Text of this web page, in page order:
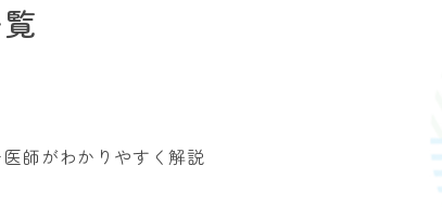
師がわかりやすく解説